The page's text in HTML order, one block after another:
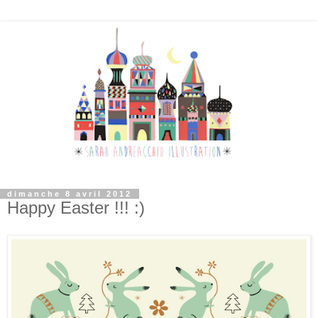
dimanche 8 avril 2012
Happy Easter !!! :)